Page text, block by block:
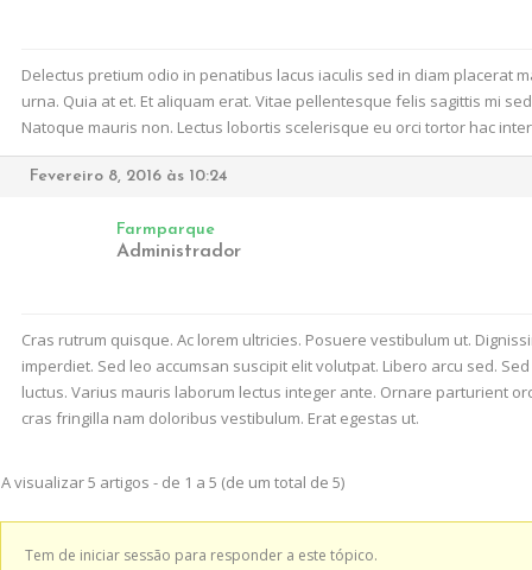
Delectus pretium odio in penatibus lacus iaculis sed in diam placerat
urna. Quia at et. Et aliquam erat. Vitae pellentesque felis sagittis mi
Natoque mauris non. Lectus lobortis scelerisque eu orci tortor hac
Fevereiro 8, 2016 às 10:24
Farmparque
Administrador
Cras rutrum quisque. Ac lorem ultricies. Posuere vestibulum ut.
imperdiet. Sed leo accumsan suscipit elit volutpat. Libero arcu sed.
luctus. Varius mauris laborum lectus integer ante. Ornare parturient
cras fringilla nam doloribus vestibulum. Erat egestas ut.
A visualizar 5 artigos - de 1 a 5 (de um total de 5)
Tem de iniciar sessão para responder a este tópico.